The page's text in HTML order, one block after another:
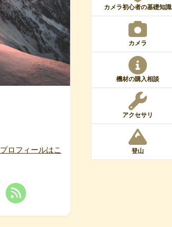
プロフィールはこ
カメラ初心者の基礎知識
カメラ
機材の購入相談
アクセサリ
登山